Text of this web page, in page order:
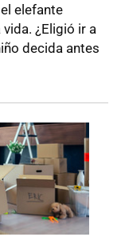
elefante
¿Eligió ir a
decida antes